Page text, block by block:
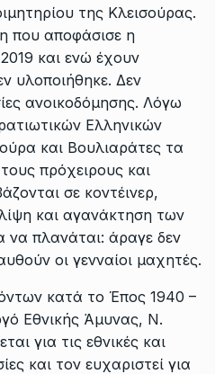
της Κλεισούρας.
που αποφάσισε η
και ενώ έχουν
υλοποιήθηκε. Δεν
ανοικοδόμησης. Λόγω
Ελληνικών
και Βουλιαράτες τα
πρόχειρους και
σε κοντέινερ,
και αγανάκτηση των
να πλανάται: άραγε δεν
οι γενναίοι μαχητές.
κατά το Έπος 1940 –
Εθνικής Άμυνας, Ν.
για τις εθνικές και
και τον ευχαριστεί για